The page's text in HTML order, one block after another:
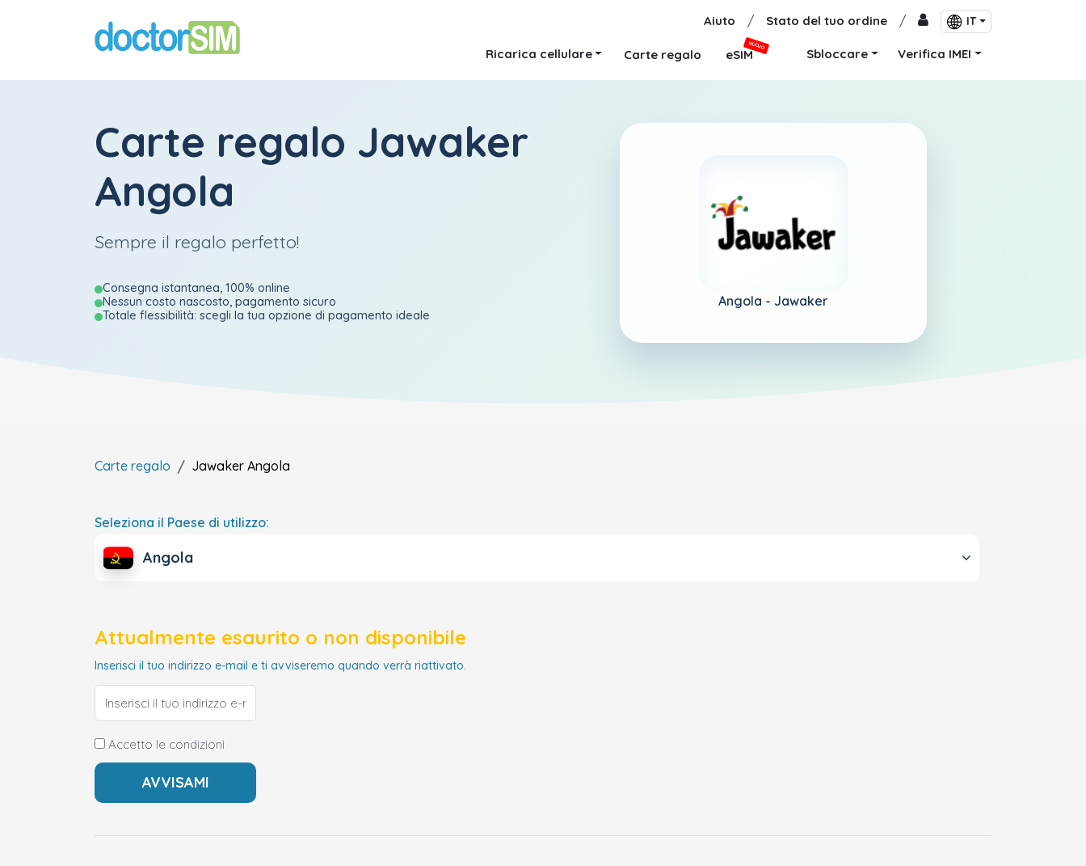
Aiuto / Stato del tuo ordine / IT
Ricarica cellulare Carte regalo eSIM
NUOVO
Sbloccare Verifica IMEI
Carte regalo Jawaker
Angola
Sempre il regalo perfetto!
Consegna istantanea, 100% online
Nessun costo nascosto, pagamento sicuro
Totale flessibilità: scegli la tua opzione di pagamento ideale
Angola - Jawaker
Carte regalo Jawaker Angola
Seleziona il Paese di utilizzo:
Angola
Attualmente esaurito o non disponibile
Inserisci il tuo indirizzo e-mail e ti avviseremo quando verrà riattivato.
Accetto le condizioni